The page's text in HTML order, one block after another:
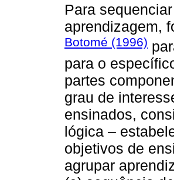
Para
aprendizagem,
Botomé (1996)
para o
partes
grau de
ensinados,
lógica –
objetivos de
agrupar